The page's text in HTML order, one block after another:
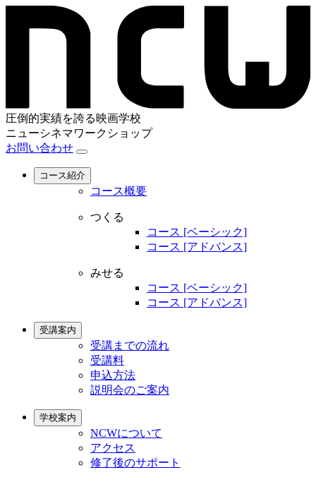
圧倒的実績を誇る映画学校
ニューシネマワークショップ
お問い合わせ
コース紹介
コース概要
つくる
コース [ベーシック]
コース [アドバンス]
みせる
コース [ベーシック]
コース [アドバンス]
受講案内
受講までの流れ
受講料
申込方法
説明会のご案内
学校案内
NCWについて
アクセス
修了後のサポート